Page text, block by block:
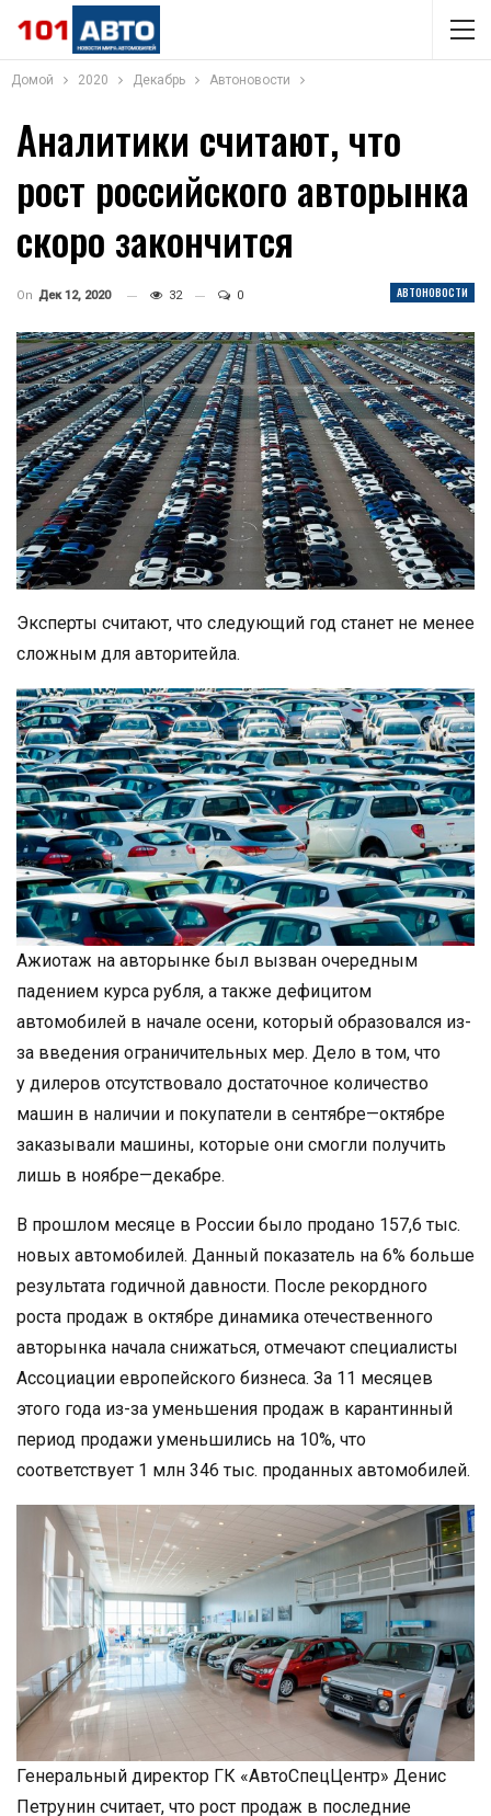
Домой 2020 Декабрь Автоновости
Аналитики считают, что
рост российского авторынка
скоро закончится
АВТОНОВОСТИ
On Дек 12, 2020 32 0
Эксперты считают, что следующий год станет не менее
сложным для авторитейла.
Ажиотаж на авторынке был вызван очередным
падением курса рубля, а также дефицитом
автомобилей в начале осени, который образовался из-
за введения ограничительных мер. Дело в том, что
у дилеров отсутствовало достаточное количество
машин в наличии и покупатели в сентябре—октябре
заказывали машины, которые они смогли получить
лишь в ноябре—декабре.
В прошлом месяце в России было продано 157,6 тыс.
новых автомобилей. Данный показатель на 6% больше
результата годичной давности. После рекордного
роста продаж в октябре динамика отечественного
авторынка начала снижаться, отмечают специалисты
Ассоциации европейского бизнеса. За 11 месяцев
этого года из-за уменьшения продаж в карантинный
период продажи уменьшились на 10%, что
соответствует 1 млн 346 тыс. проданных автомобилей.
Генеральный директор ГК «АвтоСпецЦентр» Денис
Петрунин считает, что рост продаж в последние